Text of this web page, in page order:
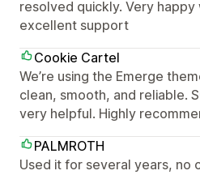
resolved quickly. Very
excellent support
Cookie Cartel
We’re using the Emerge
clean, smooth, and reliable.
very helpful. Highly
PALMROTH
Used it for several years, no